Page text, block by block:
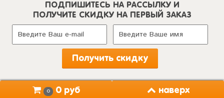
ПОДПИШИТЕСЬ НА РАССЫЛКУ И
ПОЛУЧИТЕ СКИДКУ НА ПЕРВЫЙ ЗАКАЗ
0 0 руб наверх